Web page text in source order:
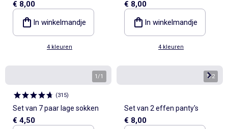
mouwen
€ 8,00
In winkelmandje
4 kleuren
€ 8,00
In winkelmandje
4 kleuren
1 /1
(315)
Set van 7 paar lage sokken
€ 4,50
1/2
Set van 2 effen panty's
€ 8,00